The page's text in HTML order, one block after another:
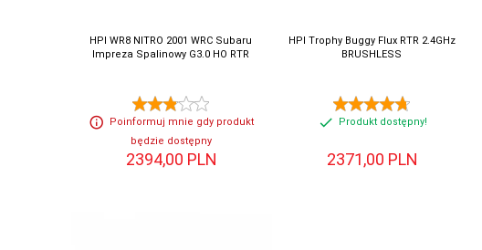
HPI WR8 NITRO 2001 WRC Subaru
Impreza Spalinowy G3.0 HO RTR
Poinformuj mnie gdy produkt
będzie dostępny
2394,00 PLN
HPI Trophy Buggy Flux RTR 2.4GHz
BRUSHLESS
Produkt dostępny!
2371,00 PLN